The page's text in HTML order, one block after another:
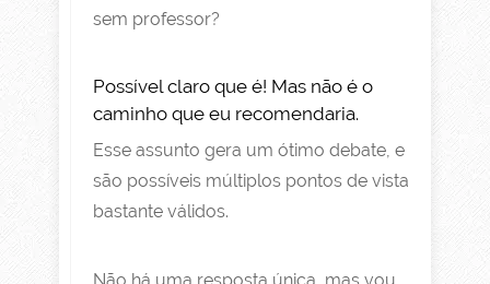
sem professor?
Possível claro que é! Mas não é o
caminho que eu recomendaria.
Esse assunto gera um ótimo debate, e
são possíveis múltiplos pontos de vista
bastante válidos.